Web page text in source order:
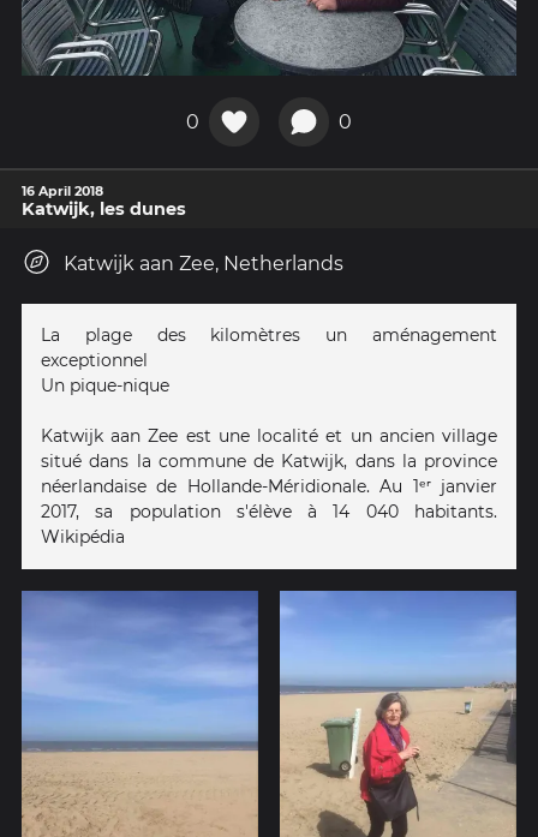
0 0
16 April 2018
Katwijk, les dunes
Katwijk aan Zee, Netherlands
La plage des kilomètres un aménagement
exceptionnel
Un pique-nique
Katwijk aan Zee est une localité et un ancien village
situé dans la commune de Katwijk, dans la province
néerlandaise de Hollande-Méridionale. Au 1ᵉʳ janvier
2017, sa population s'élève à 14 040 habitants.
Wikipédia